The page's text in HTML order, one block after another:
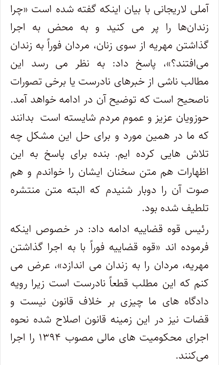
آملی لاریجانی با بیان اینکه گفته شده است «چرا
زندان‌ها را پر می کنید و به محض به اجرا
گذاشتن مهریه از سوی زنان، مردان فوراً به زندان
می‌افتند؟»، پاسخ داد: به نظر می رسد این
مطالب ناشی از خبرهای نادرست یا برخی تصورات
ناصحیح است که توضیح آن در ادامه خواهد آمد.
حوزویان عزیز و عموم مردم شایسته است بدانند
که ما در همین مورد و برای حل این مشکل چه
تلاش هایی کرده ایم. بنده برای پاسخ به این
اظهارات هم متن سخنان ایشان را خواندم و هم
صوت آن را دوبار شنیدم که البته متن منتشره
تلطیف شده بود.
رئیس قوه قضاییه ادامه داد: در خصوص اینکه
فرموده اند «قوه قضاییه فوراً با به اجرا گذاشتن
مهریه، مردان را به زندان می اندازد»، عرض می
کنم که این مطلب قطعاً نادرست است زیرا رویه
دادگاه های ما چیزی بر خلاف قانون نیست و
قضات نیز در این زمینه قانون اصلاح شده نحوه
اجرای محکومیت های مالی مصوب ۱۳۹۴ را اجرا
می‌کنند.